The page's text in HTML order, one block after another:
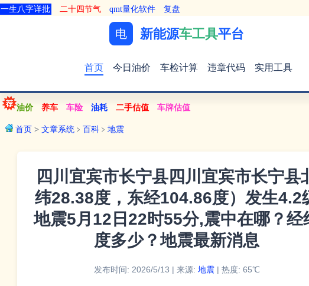
一生八字详批 二十四节气 qmt量化软件 复盘
电 新能源车工具平台
首页 今日油价 车检计算 违章代码 实用工具
油价 养车 车险 油耗 二手估值 车牌估值
首页 > 文章系统 ﹥ 百科 ﹥ 地震
四川宜宾市长宁县四川宜宾市长宁县
纬28.38度，东经104.86度）发生4.2
地震5月12日22时55分,震中在哪？经
度多少？地震最新消息
发布时间: 2026/5/13 | 来源: 地震| 热度: 65℃